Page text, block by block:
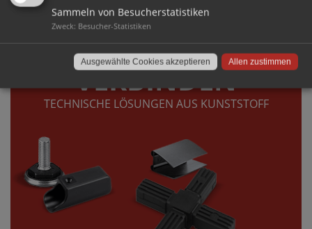
DIREKT ZUM SHOP ›
VERBINDEN
TECHNISCHE LÖSUNGEN AUS KUNSTSTOFF
Sammeln von Besucherstatistiken
Zweck: Besucher-Statistiken
Allen zustimmen
Ausgewählte Cookies akzeptieren